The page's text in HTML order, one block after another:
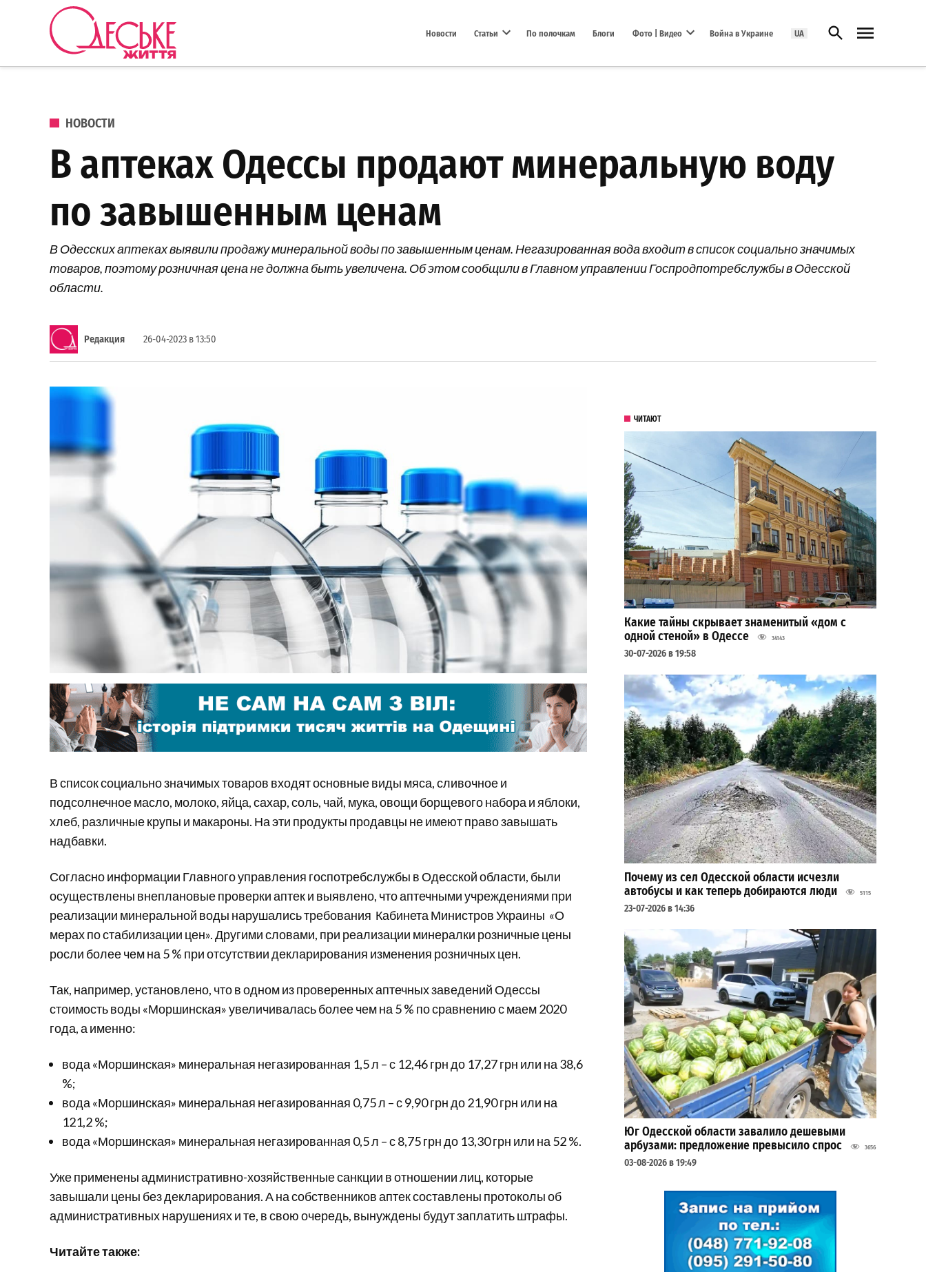
Перейти к содержанию
Новости Статьи По полочкам Блоги Фото | Видео Война в Украине UA Открыть поиск
ОПУБЛИКОВАНО В
НОВОСТИ
В аптеках Одессы продают минеральную воду
по завышенным ценам
В Одесских аптеках выявили продажу минеральной воды по завышенным ценам. Негазированная вода входит в список социально значимых
товаров, поэтому розничная цена не должна быть увеличена. Об этом сообщили в Главном управлении Госпродпотребслужбы в Одесской
области.
Редакция 26-04-2023 в 13:50
В список социально значимых товаров входят основные виды мяса, сливочное и
подсолнечное масло, молоко, яйца, сахар, соль, чай, мука, овощи борщевого набора и яблоки,
хлеб, различные крупы и макароны. На эти продукты продавцы не имеют право завышать
надбавки.
Согласно информации Главного управления госпотребслужбы в Одесской области, были
осуществлены внеплановые проверки аптек и выявлено, что аптечными учреждениями при
реализации минеральной воды нарушались требования Кабинета Министров Украины «О
мерах по стабилизации цен». Другими словами, при реализации минералки розничные цены
росли более чем на 5 % при отсутствии декларирования изменения розничных цен.
Так, например, установлено, что в одном из проверенных аптечных заведений Одессы
стоимость воды «Моршинская» увеличивалась более чем на 5 % по сравнению с маем 2020
года, а именно:
вода «Моршинская» минеральная негазированная 1,5 л – с 12,46 грн до 17,27 грн или на 38,6
%;
вода «Моршинская» минеральная негазированная 0,75 л – с 9,90 грн до 21,90 грн или на
121,2 %;
вода «Моршинская» минеральная негазированная 0,5 л – с 8,75 грн до 13,30 грн или на 52 %.
Уже применены административно-хозяйственные санкции в отношении лиц, которые
завышали цены без декларирования. А на собственников аптек составлены протоколы об
административных нарушениях и те, в свою очередь, вынуждены будут заплатить штрафы.
Читайте также:
ЧИТАЮТ
Какие тайны скрывает знаменитый «дом с
одной стеной» в Одессе
34143
30-07-2026 в 19:58
Почему из сел Одесской области исчезли
автобусы и как теперь добираются люди
5115
23-07-2026 в 14:36
Юг Одесской области завалило дешевыми
арбузами: предложение превысило спрос
3656
03-08-2026 в 19:49